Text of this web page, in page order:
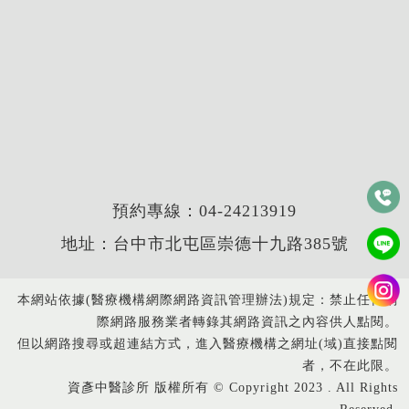
預約專線： 04-24213919
地址：台中市北屯區崇德十九路385號
本網站依據(醫療機構網際網路資訊管理辦法)規定：禁止任何網
際網路服務業者轉錄其網路資訊之內容供人點閱。
但以網路搜尋或超連結方式，進入醫療機構之網址(域)直接點閱
者，不在此限。
資彥中醫診所 版權所有 © Copyright 2023 . All Rights